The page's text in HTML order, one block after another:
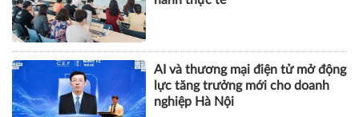
CÔNG NGHỆ
AI-Ready Workforce 2026: Doanh
nghiệp tìm lời giải đưa AI vào vận
hành thực tế